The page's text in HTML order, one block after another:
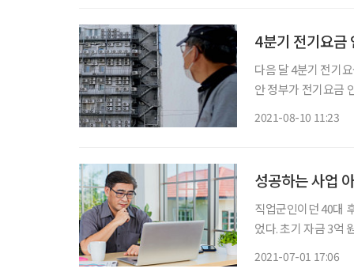
4분기 전기요금
다음 달 4분기 전기
안 정부가 전기요금
2021-08-10 11:23
성공하는 사업
직업군인이던 40대
었다. 초기 자금 3억
2021-07-01 17:06